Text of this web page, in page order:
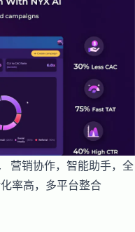
销协作，智能助手，全
率高，多平台整合